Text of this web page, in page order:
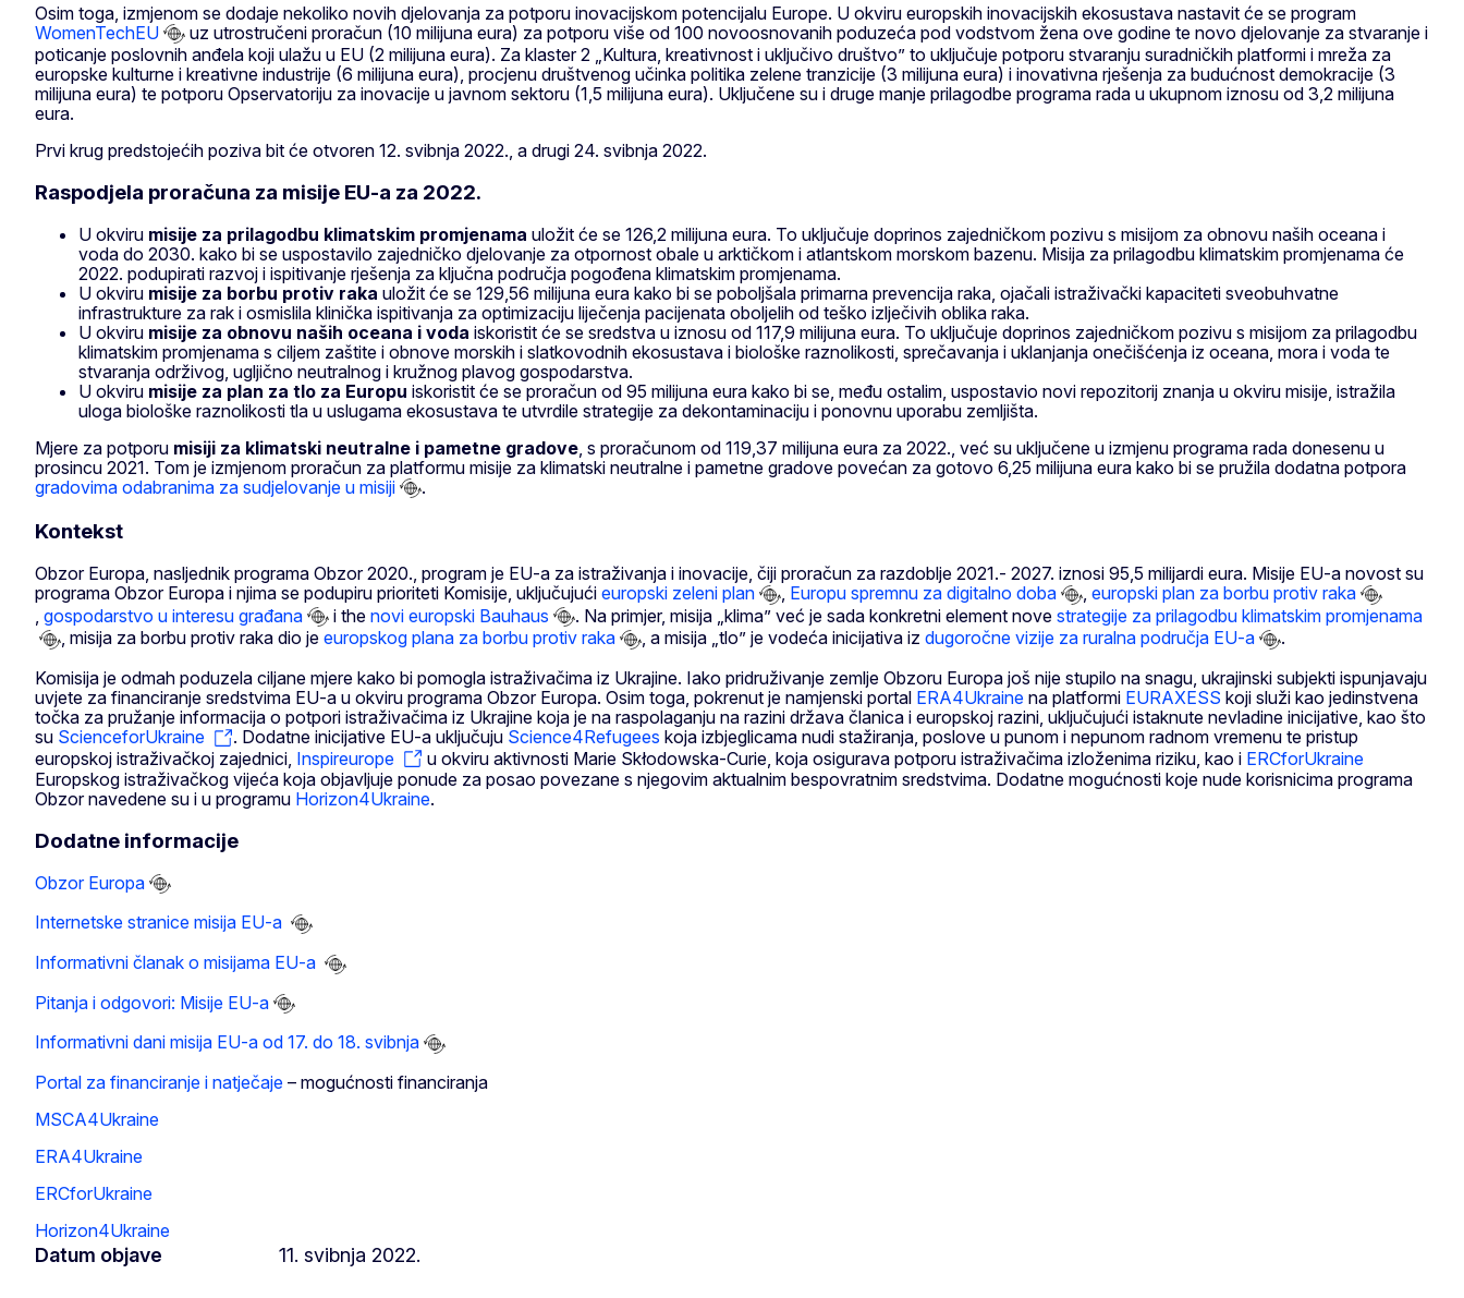
Osim toga, izmjenom se dodaje nekoliko novih djelovanja za potporu inovacijskom potencijalu Europe. U okviru europskih inovacijskih ekosustava nastavit će se program
WomenTechEU
uz utrostručeni proračun (10 milijuna eura) za potporu više od 100 novoosnovanih poduzeća pod vodstvom žena ove godine te novo djelovanje za stvaranje i
poticanje poslovnih anđela koji ulažu u EU (2 milijuna eura). Za klaster 2 „Kultura, kreativnost i uključivo društvo” to uključuje potporu stvaranju suradničkih platformi i mreža za
europske kulturne i kreativne industrije (6 milijuna eura), procjenu društvenog učinka politika zelene tranzicije (3 milijuna eura) i inovativna rješenja za budućnost demokracije (3
milijuna eura) te potporu Opservatoriju za inovacije u javnom sektoru (1,5 milijuna eura). Uključene su i druge manje prilagodbe programa rada u ukupnom iznosu od 3,2 milijuna
eura.
Prvi krug predstojećih poziva bit će otvoren 12. svibnja 2022., a drugi 24. svibnja 2022.
Raspodjela proračuna za misije EU-a za 2022.
U okviru misije za prilagodbu klimatskim promjenama uložit će se 126,2 milijuna eura. To uključuje doprinos zajedničkom pozivu s misijom za obnovu naših oceana i
voda do 2030. kako bi se uspostavilo zajedničko djelovanje za otpornost obale u arktičkom i atlantskom morskom bazenu. Misija za prilagodbu klimatskim promjenama će
2022. podupirati razvoj i ispitivanje rješenja za ključna područja pogođena klimatskim promjenama.
U okviru misije za borbu protiv raka uložit će se 129,56 milijuna eura kako bi se poboljšala primarna prevencija raka, ojačali istraživački kapaciteti sveobuhvatne
infrastrukture za rak i osmislila klinička ispitivanja za optimizaciju liječenja pacijenata oboljelih od teško izlječivih oblika raka.
U okviru misije za obnovu naših oceana i voda iskoristit će se sredstva u iznosu od 117,9 milijuna eura. To uključuje doprinos zajedničkom pozivu s misijom za prilagodbu
klimatskim promjenama s ciljem zaštite i obnove morskih i slatkovodnih ekosustava i biološke raznolikosti, sprečavanja i uklanjanja onečišćenja iz oceana, mora i voda te
stvaranja održivog, ugljično neutralnog i kružnog plavog gospodarstva.
U okviru misije za plan za tlo za Europu iskoristit će se proračun od 95 milijuna eura kako bi se, među ostalim, uspostavio novi repozitorij znanja u okviru misije, istražila
uloga biološke raznolikosti tla u uslugama ekosustava te utvrdile strategije za dekontaminaciju i ponovnu uporabu zemljišta.
Mjere za potporu misiji za klimatski neutralne i pametne gradove , s proračunom od 119,37 milijuna eura za 2022., već su uključene u izmjenu programa rada donesenu u
prosincu 2021. Tom je izmjenom proračun za platformu misije za klimatski neutralne i pametne gradove povećan za gotovo 6,25 milijuna eura kako bi se pružila dodatna potpora
gradovima odabranima za sudjelovanje u misiji
.
Kontekst
Obzor Europa, nasljednik programa Obzor 2020., program je EU-a za istraživanja i inovacije, čiji proračun za razdoblje 2021.- 2027. iznosi 95,5 milijardi eura. Misije EU-a novost su
programa Obzor Europa i njima se podupiru prioriteti Komisije, uključujući europski zeleni plan Europu spremnu za digitalno doba
europski plan za borbu protiv raka
gospodarstvo u interesu građana i the novi europski Bauhaus . Na primjer, misija „klima” već je sada konkretni element nove strategije za prilagodbu klimatskim promjenama
, misija za borbu protiv raka dio je europskog plana za borbu protiv raka , a misija „tlo” je vodeća inicijativa iz dugoročne vizije za ruralna područja EU-a
.
Komisija je odmah poduzela ciljane mjere kako bi pomogla istraživačima iz Ukrajine. Iako pridruživanje zemlje Obzoru Europa još nije stupilo na snagu, ukrajinski subjekti ispunjavaju
uvjete za financiranje sredstvima EU-a u okviru programa Obzor Europa. Osim toga, pokrenut je namjenski portal ERA4Ukraine na platformi EURAXESS koji služi kao jedinstvena
točka za pružanje informacija o potpori istraživačima iz Ukrajine koja je na raspolaganju na razini država članica i europskoj razini, uključujući istaknute nevladine inicijative, kao što
su ScienceforUkraine . Dodatne inicijative EU-a uključuju Science4Refugees koja izbjeglicama nudi stažiranja, poslove u punom i nepunom radnom vremenu te pristup
europskoj istraživačkoj zajednici, Inspireurope u okviru aktivnosti Marie Skłodowska-Curie, koja osigurava potporu istraživačima izloženima riziku, kao i ERCforUkraine
Europskog istraživačkog vijeća koja objavljuje ponude za posao povezane s njegovim aktualnim bespovratnim sredstvima. Dodatne mogućnosti koje nude korisnicima programa
Obzor navedene su i u programu Horizon4Ukraine.
Dodatne informacije
Obzor Europa
Internetske stranice misija EU-a
Informativni članak o misijama EU-a
Pitanja i odgovori: Misije EU-a
Informativni dani misija EU-a od 17. do 18. svibnja
Portal za financiranje i natječaje – mogućnosti financiranja
MSCA4Ukraine
ERA4Ukraine
ERCforUkraine
Horizon4Ukraine
Datum objave 11. svibnja 2022.